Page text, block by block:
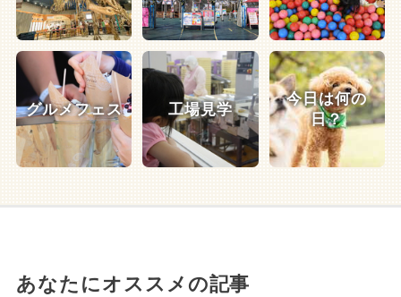
グルメフェス 工場見学
今日は何の
日？
あなたにオススメの記事